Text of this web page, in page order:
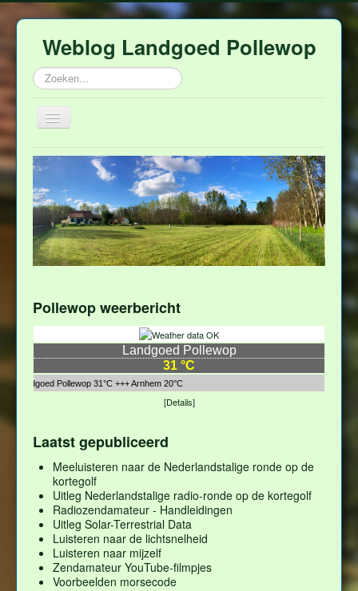
Weblog Landgoed Pollewop
Zoeken...
Schakelen
navigatie
Home
Polleweer
Over Pollewop
Afina
Rob
Pollewop weerbericht
Landgoed Pollewop
31 °C
Landgoed Pollewop 31°C +++ Arnhem 20°C
[Details]
Laatst gepubliceerd
Meeluisteren naar de Nederlandstalige ronde op de
kortegolf
Uitleg Nederlandstalige radio-ronde op de kortegolf
Radiozendamateur - Handleidingen
Uitleg Solar-Terrestrial Data
Luisteren naar de lichtsnelheid
Luisteren naar mijzelf
Zendamateur YouTube-filmpjes
Voorbeelden morsecode